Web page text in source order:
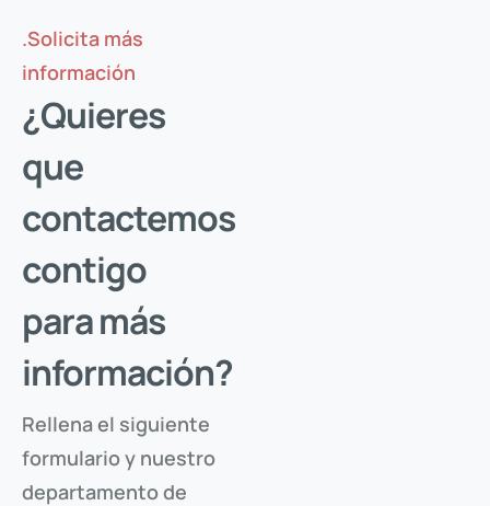
.Solicita más
información
¿Quieres
que
contactemos
contigo
para más
información?
Rellena el siguiente
formulario y nuestro
departamento de
Solicita tu acceso
Introduce tu e-mail, y verifica que eres tú, para
descargar los documentos protegidos de este producto.